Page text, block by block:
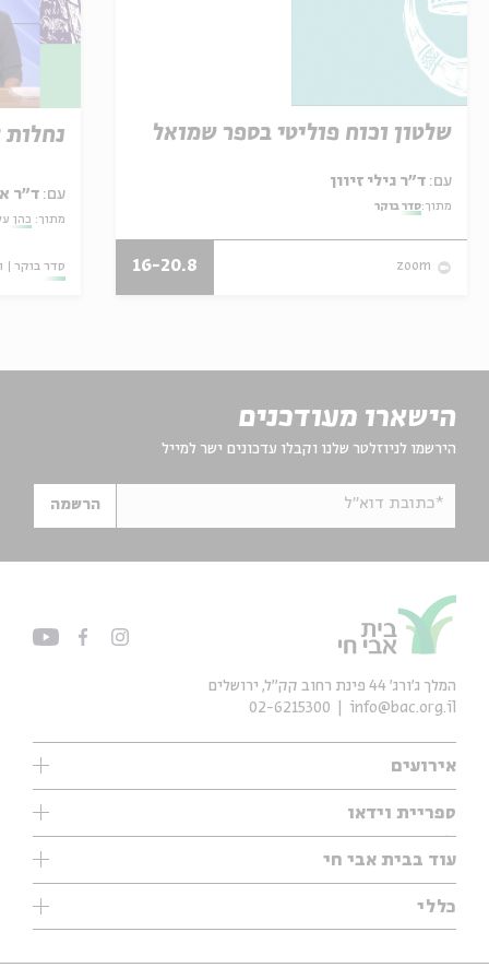
שלטון וכוח פוליטי בספר שמואל
עם:
מתוך:סדר בוקר
zoom
16-20.8
נחלות
עם: ד"ר
מתוך: כהן
סדר בוקר
הישארו מעודכנים
הירשמו לניוזלטר שלנו וקבלו עדכונים ישר למייל
*כתובת דוא"ל הרשמה
אירועים
עיון
אנגלית
נוער
סדרות
ספריית וידאו
ילדים
מוזיקה
עיון
מיוחדים
עוד בבית אבי חי
תערוכות
מיוחדים
כללי
אודות
המלך ג'ורג' 44 פינת רחוב קק״ל, ירושלים
info@bac.org.il
02-6215300